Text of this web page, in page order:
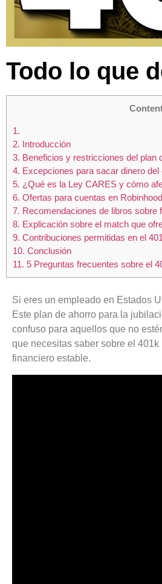
Todo lo que
1.
2. Introducción
3. Beneficios y restricciones del plan
4. Excepciones para sacar dinero
5. ¿Qué es la Ley CARES y cómo
6. Ofertas para cuentas en
7. Recomendaciones de libros sobre
8. Explicación sobre el match que
9. Contribuciones permitidas en el
10. Conclusión
11. 5 Preguntas frecuentes sobre el
Si eres un empleado en Estados
Este plan de ahorro para la
confuso para aquellos que no
que necesitas saber sobre el
financiero estable.